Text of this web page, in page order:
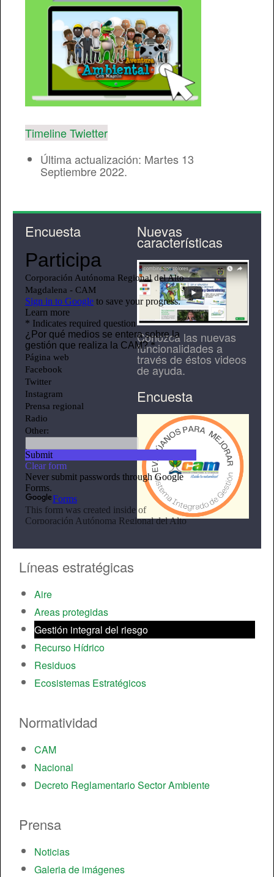
Timeline Twietter
Última actualización: Martes 13
Septiembre 2022.
Encuesta Nuevas
características
Conozca las nuevas
funcionalidades a
través de éstos videos
de ayuda.
Encuesta
Líneas estratégicas
Aire
Areas protegidas
Gestión integral del riesgo
Recurso Hídrico
Residuos
Ecosistemas Estratégicos
Normatividad
CAM
Nacional
Decreto Reglamentario Sector Ambiente
Prensa
Noticias
Galeria de imágenes